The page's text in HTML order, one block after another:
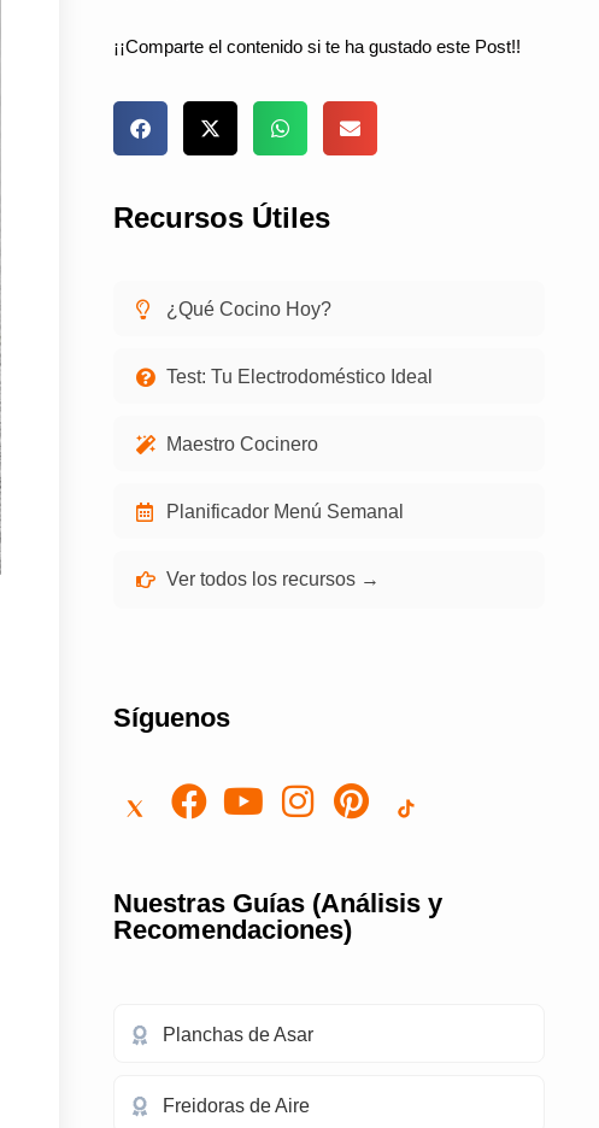
¡¡Comparte el contenido si te ha gustado este Post!!
Recursos Útiles
¿Qué Cocino Hoy?
Test: Tu Electrodoméstico Ideal
Maestro Cocinero
Planificador Menú Semanal
Ver todos los recursos →
Síguenos
Nuestras Guías (Análisis y
Recomendaciones)
Planchas de Asar
Freidoras de Aire